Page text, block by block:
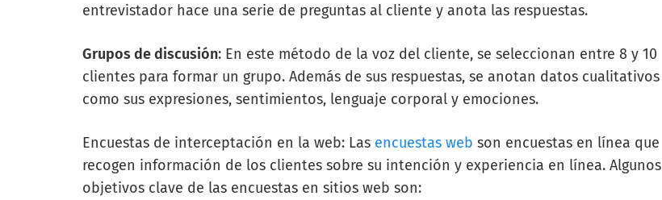
entrevistador hace una serie de preguntas al cliente y anota las respuestas.
Grupos de discusión: En este método de la voz del cliente, se seleccionan entre 8 y 10
clientes para formar un grupo. Además de sus respuestas, se anotan datos cualitativos
como sus expresiones, sentimientos, lenguaje corporal y emociones.
Encuestas de interceptación en la web: Las encuestas web son encuestas en línea que
recogen información de los clientes sobre su intención y experiencia en línea. Algunos
objetivos clave de las encuestas en sitios web son: